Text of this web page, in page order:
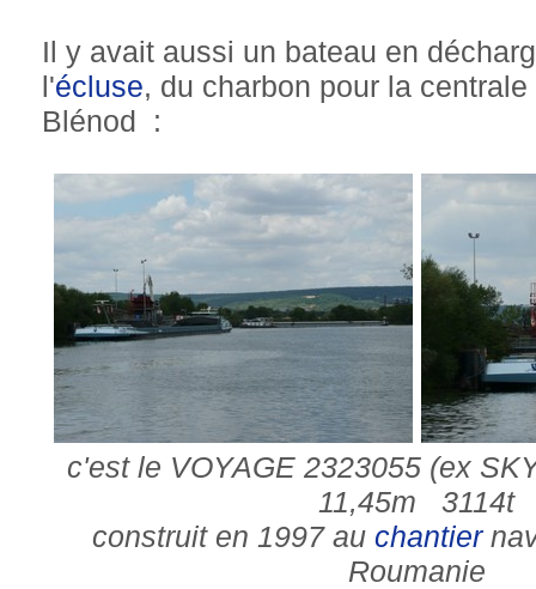
Il y avait aussi un bateau en
l'écluse, du charbon pour la
Blénod :
c'est le VOYAGE 2323055 (ex
11,45m 3114t
construit en 1997 au chantier
Roumanie